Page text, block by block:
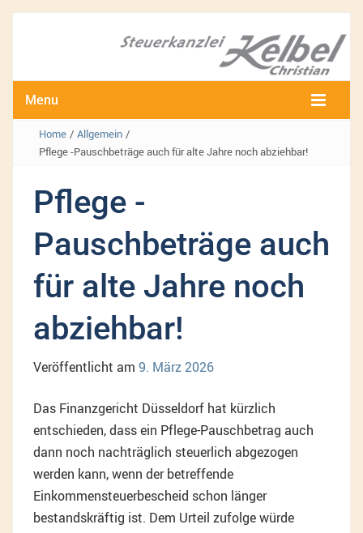
Menu
Home / Allgemein /
Pflege -Pauschbeträge auch für alte Jahre noch abziehbar!
Pflege -
Pauschbeträge auch
für alte Jahre noch
abziehbar!
Veröffentlicht am 9. März 2026
Das Finanzgericht Düsseldorf hat kürzlich
entschieden, dass ein Pflege-Pauschbetrag auch
dann noch nachträglich steuerlich abgezogen
werden kann, wenn der betreffende
Einkommensteuerbescheid schon länger
bestandskräftig ist. Dem Urteil zufolge würde